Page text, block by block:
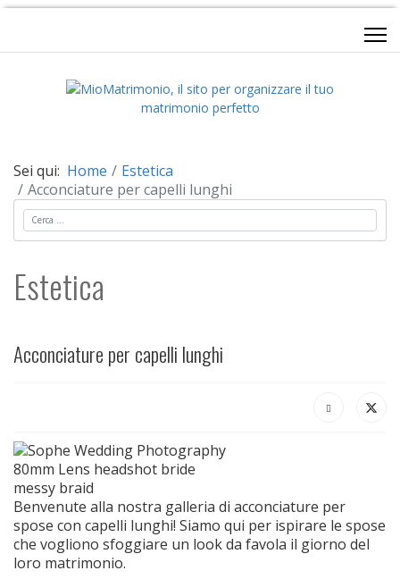
Sei qui: Home
Estetica
Acconciature per capelli lunghi
Cerca
Estetica
Acconciature per capelli lunghi
Benvenute alla nostra galleria di acconciature per
spose con capelli lunghi! Siamo qui per ispirare le spose
che vogliono sfoggiare un look da favola il giorno del
loro matrimonio.